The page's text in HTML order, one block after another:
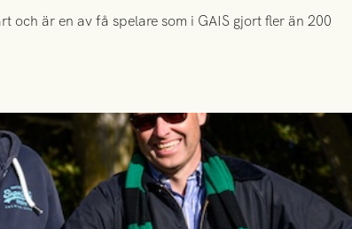
och är en av få spelare som i GAIS gjort fler än 200